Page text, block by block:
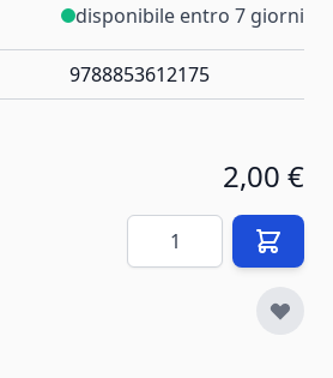
disponibile entro 7 giorni
9788853612175
2,00 €
Quantità